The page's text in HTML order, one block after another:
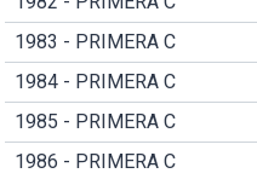
1983 - PRIMERA C
1984 - PRIMERA C
1985 - PRIMERA C
1986 - PRIMERA C